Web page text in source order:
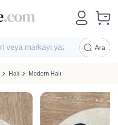
Ara
Halı Modern Halı